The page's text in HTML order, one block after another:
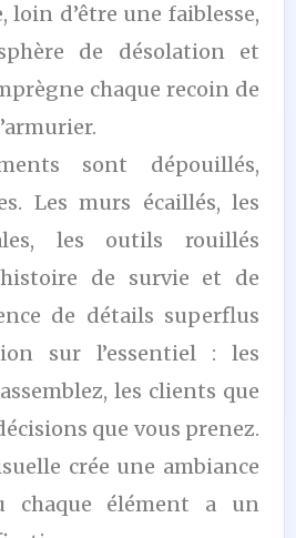
loin d’être une faiblesse,
de désolation et
chaque recoin de
sont dépouillés,
Les murs écaillés, les
les outils rouillés
de survie et de
de détails superflus
sur l’essentiel : les
les clients que
que vous prenez.
crée une ambiance
chaque élément a un